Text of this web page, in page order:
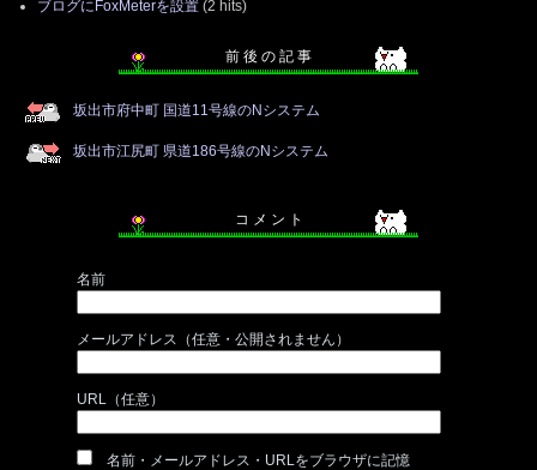
ブログにFoxMeterを設置 (2 hits)
前 後 の 記 事
坂出市府中町 国道11号線のNシステム
坂出市江尻町 県道186号線のNシステム
コ メ ン ト
名前
メールアドレス（任意・公開されません）
URL（任意）
名前・メールアドレス・URLをブラウザに記憶